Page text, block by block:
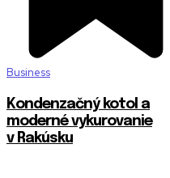
Business
Kondenzačný kotol a
moderné vykurovanie
v Rakúsku